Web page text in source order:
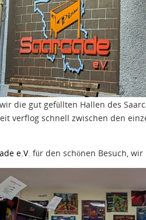
die gut gefüllten Hallen des
verflog schnell zwischen den
e.V. für den schönen Besuch,